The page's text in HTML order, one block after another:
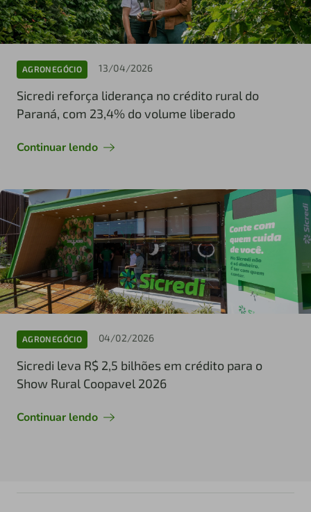
AGRONEGÓCIO 13/04/2026
Sicredi reforça liderança no crédito rural do
Paraná, com 23,4% do volume liberado
Continuar lendo
AGRONEGÓCIO 04/02/2026
Sicredi leva R$ 2,5 bilhões em crédito para o
Show Rural Coopavel 2026
Continuar lendo